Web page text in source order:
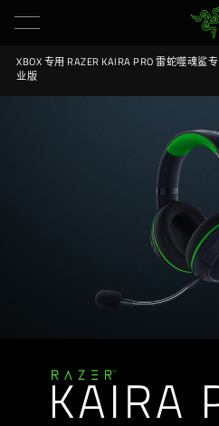
XBOX 专用 RAZER KAIRA PRO 雷蛇噬魂鲨专
业版